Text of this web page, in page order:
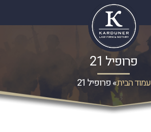
פרופיל 21
עמוד הבית»פרופיל 21